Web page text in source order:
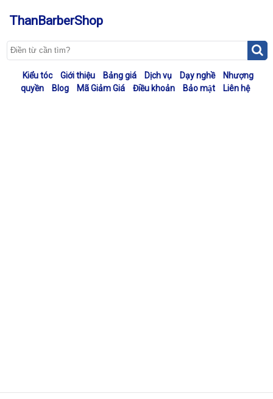
ThanBarberShop
Kiểu tóc Giới thiệu Bảng giá Dịch vụ Dạy nghề
Nhượng
quyền
Blog Mã Giảm Giá Điều khoản Bảo mật Liên hệ